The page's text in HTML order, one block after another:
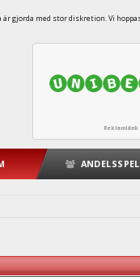
gjorda med stor diskretion. Vi
ANDELSSPEL